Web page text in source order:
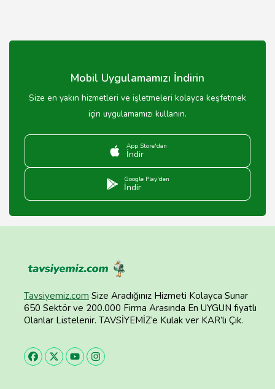
Mobil Uygulamamızı İndirin
Size en yakın hizmetleri ve işletmeleri kolayca keşfetmek
için uygulamamızı kullanın.
App Store'dan
İndir
Google Play'den
İndir
Tavsiyemiz.com Size Aradığınız Hizmeti Kolayca Sunar
650 Sektör ve 200.000 Firma Arasında En UYGUN fiyatlı
Olanlar Listelenir. TAVSİYEMİZ’e Kulak ver KAR’lı Çık.